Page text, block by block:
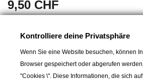
9,50 CHF
Kontrolliere deine Privatsphäre
Wenn Sie eine Website besuchen, können
Browser gespeichert oder abgerufen
"Cookies \". Diese Informationen, die sich